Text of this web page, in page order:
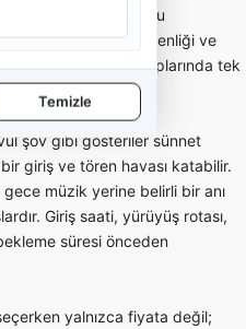
Temizle
kullanılabilir. Bu
sayısı, alan güvenliği ve
Kalabalık çocuk gruplarında tek
şov gibi gösteriler sünnet
giriş ve tören havası katabilir.
müzik yerine belirli bir anı
Giriş saati, yürüyüş rotası,
süresi önceden
yalnızca fiyata değil;